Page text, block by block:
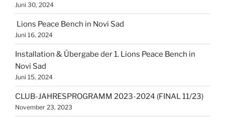
Juni 30, 2024
Lions Peace Bench in Novi Sad
Juni 16, 2024
Installation & Übergabe der 1. Lions Peace Bench in
Novi Sad
Juni 15, 2024
CLUB-JAHRESPROGRAMM 2023-2024 (FINAL 11/23)
November 23, 2023